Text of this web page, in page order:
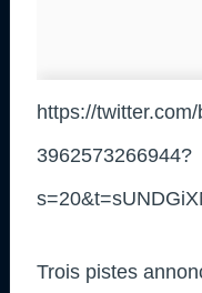
https://
3962573266944?
Trois pistes